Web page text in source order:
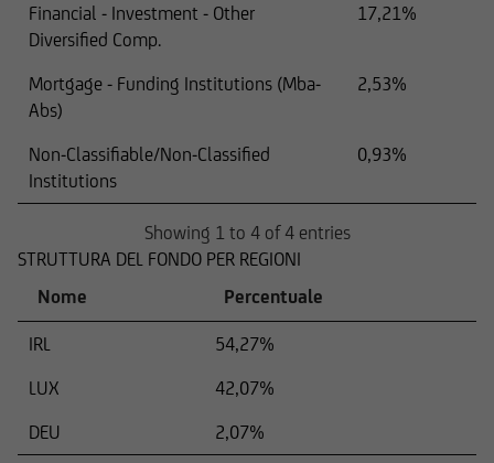
Financial - Investment - Other
Diversified Comp.
17,21%
Mortgage - Funding Institutions (Mba-
Abs)
2,53%
Non-Classifiable/Non-Classified
Institutions
0,93%
Showing 1 to 4 of 4 entries
STRUTTURA DEL FONDO PER REGIONI
Nome
Percentuale
IRL
54,27%
LUX
42,07%
DEU
2,07%